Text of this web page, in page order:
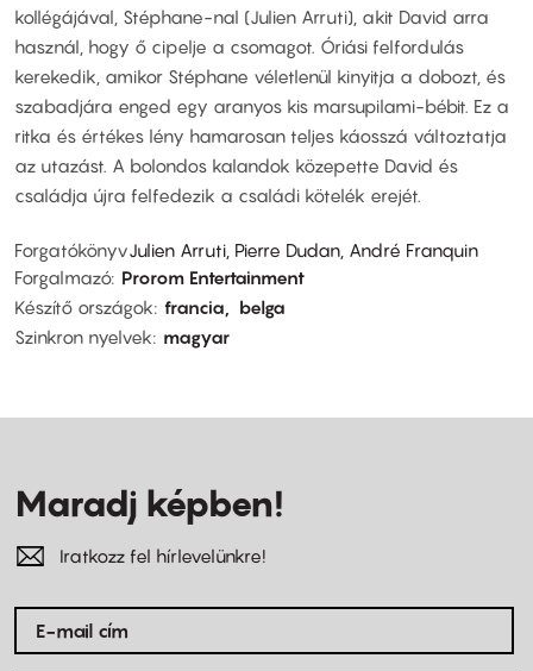
kollégájával, Stéphane-nal (Julien Arruti), akit David arra
használ, hogy ő cipelje a csomagot. Óriási felfordulás
kerekedik, amikor Stéphane véletlenül kinyitja a dobozt, és
szabadjára enged egy aranyos kis marsupilami-bébit. Ez a
ritka és értékes lény hamarosan teljes káosszá változtatja
az utazást. A bolondos kalandok közepette David és
családja újra felfedezik a családi kötelék erejét.
ForgatókönyvJulien Arruti, Pierre Dudan, André Franquin
Forgalmazó Prorom Entertainment
Készítő országok francia
belga
Szinkron nyelvek
magyar
Maradj képben!
Iratkozz fel hírlevelünkre!